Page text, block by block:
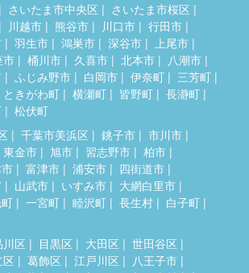
さいたま市中央区
さいたま市桜区
川越市
熊谷市 川口市
行田市
羽生市 鴻巣市 深谷市
上尾市
市
桶川市 久喜市 北本市
八潮市
ふじみ野市 白岡市 伊奈町
三芳町
ときがわ町
横瀬町 皆野町
長瀞町
松伏町
千葉市美浜区 銚子市
市川市
東金市
旭市 習志野市
柏市
富津市 浦安市
四街道市
山武市 いすみ市
大網白里市
一宮町 睦沢町 長生村 白子町
川区 目黒区 大田区
世田谷区
葛飾区 江戸川区
八王子市